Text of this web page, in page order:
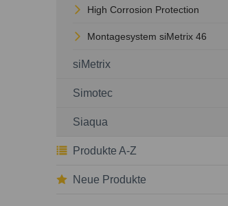
High Corrosion Protection
Montagesystem siMetrix 46
siMetrix
Simotec
Siaqua
Produkte A-Z
Neue Produkte